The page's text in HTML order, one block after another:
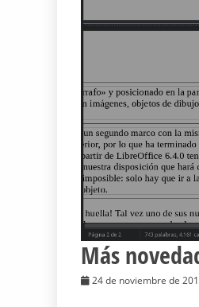
Más
24 de noviembre de